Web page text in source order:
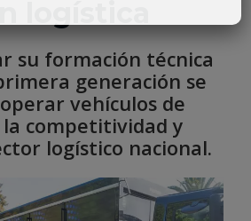
su formación técnica
generación se
vehículos de
la competitividad y
logístico nacional.